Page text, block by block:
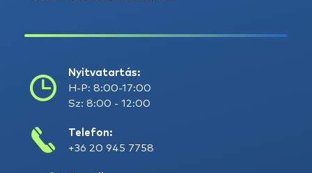
Nyitvatartás:
H-P: 8:00-17:00
Sz: 8:00 - 12:00
Telefon:
+36 20 945 7758